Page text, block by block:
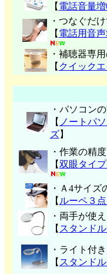
【 電話音量
・つなぐだ
【 電話用音
・補聴器専
【 クイック
・パソコン
【 ノートパ
ズ】
・作業の精
【双眼タイ
・Ａ4サイズ
【 ルーペ３
・両手が使え
【 スタンド
・ライト付き
【 スタンド